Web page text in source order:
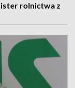
rolnictwa z